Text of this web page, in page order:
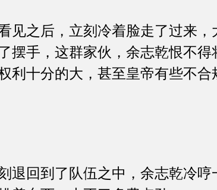
之后，立刻冷着脸走了过来，
摆手，这群家伙，余志乾恨不
利十分的大，甚至皇帝有些不合
回到了队伍之中，余志乾冷哼